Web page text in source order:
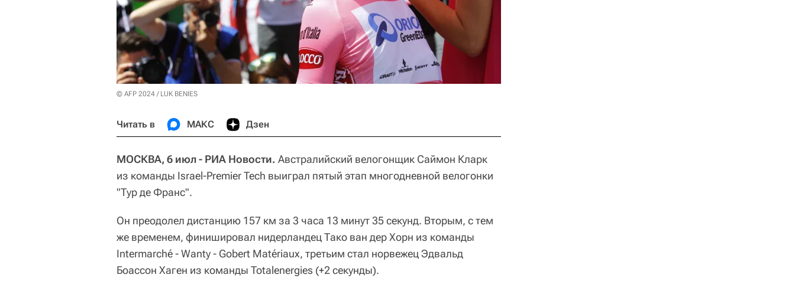
© AFP 2024 / LUK BENIES
Читать в МАКС Дзен
МОСКВА, 6 июл - РИА Новости. Австралийский велогонщик Саймон Кларк
из команды Israel-Premier Tech выиграл пятый этап многодневной велогонки
"Тур де Франс".
Он преодолел дистанцию 157 км за 3 часа 13 минут 35 секунд. Вторым, с тем
же временем, финишировал нидерландец Тако ван дер Хорн из команды
Intermarché - Wanty - Gobert Matériaux, третьим стал норвежец Эдвальд
Боассон Хаген из команды Totalenergies (+2 секунды).